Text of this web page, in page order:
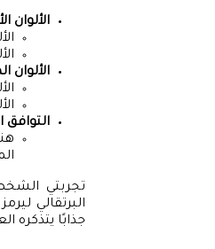
الألوان
الألوان
التوافق
تجربتي
البرتقالي
جذابًا يتذكره